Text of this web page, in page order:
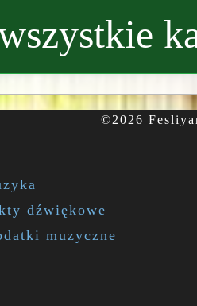
©2026
dźwiękowe
muzyczne